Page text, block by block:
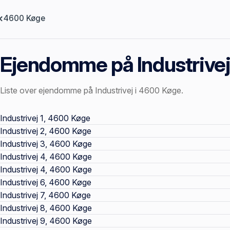
4600 Køge
Ejendomme på Industrivej
Liste over ejendomme på Industrivej i 4600 Køge.
Offentlige ejendomssider
Industrivej 1, 4600 Køge
Industrivej 2, 4600 Køge
Industrivej 3, 4600 Køge
Industrivej 4, 4600 Køge
Industrivej 4, 4600 Køge
Industrivej 6, 4600 Køge
Industrivej 7, 4600 Køge
Industrivej 8, 4600 Køge
Industrivej 9, 4600 Køge